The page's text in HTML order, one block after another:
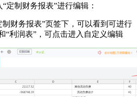
定制财务报表”进行编辑：
财务报表”页签下，可以看到可进行
“利润表”，可点击进入自定义编辑